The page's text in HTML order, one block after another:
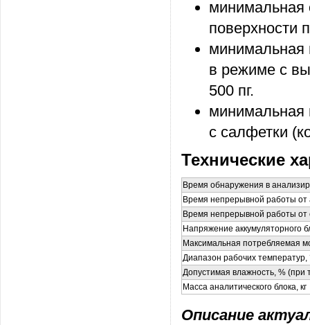
минимальная
поверхности
минимальная
в режиме с
500 пг.
минимальная
с салфетки
Технические
Время обнаружения в
Время непрерывной работы от
Время непрерывной работы от
Напряжение аккумуляторного
Максимальная потребляемая
Диапазон рабочих температур,
Допустимая влажность, % (при
Масса аналитического блока, кг
Описание